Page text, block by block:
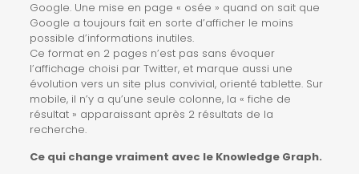
Google. Une mise en page « osée » quand on sait que
Google a toujours fait en sorte d’afficher le moins
possible d’informations inutiles.
Ce format en 2 pages n’est pas sans évoquer
l’affichage choisi par Twitter, et marque aussi une
évolution vers un site plus convivial, orienté tablette. Sur
mobile, il n’y a qu’une seule colonne, la « fiche de
résultat » apparaissant après 2 résultats de la
recherche.
Ce qui change vraiment avec le Knowledge Graph.